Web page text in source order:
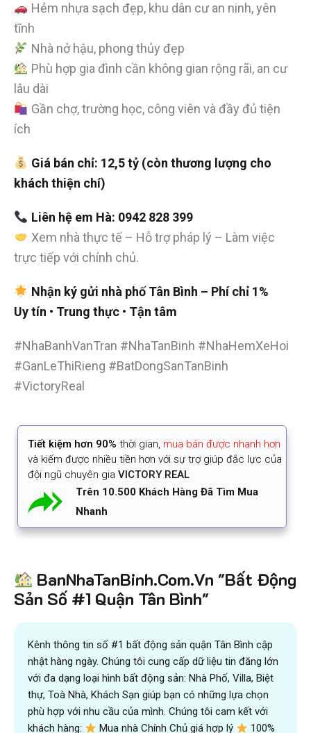
Hẻm nhựa sạch đẹp, khu dân cư an ninh, yên
tĩnh
Nhà nở hậu, phong thủy đẹp
Phù hợp gia đình cần không gian rộng rãi, an cư
lâu dài
Gần chợ, trường học, công viên và đầy đủ tiện
ích
Giá bán chỉ: 12,5 tỷ (còn thương lượng cho
khách thiện chí)
Liên hệ em Hà: 0942 828 399
Xem nhà thực tế – Hỗ trợ pháp lý – Làm việc
trực tiếp với chính chủ.
Nhận ký gửi nhà phố Tân Bình – Phí chỉ 1%
Uy tín • Trung thực • Tận tâm
#NhaBanhVanTran #NhaTanBinh #NhaHemXeHoi
#GanLeThiRieng #BatDongSanTanBinh
#VictoryReal
Tiết kiệm hơn 90% thời gian, mua bán được nhanh hơn
và kiếm được nhiều tiền hơn với sự trợ giúp đắc lực của
đội ngũ chuyên gia VICTORY REAL
Trên 10.500 Khách Hàng Đã Tìm Mua
Nhanh
BanNhaTanBinh.Com.Vn "Bất Động
Sản Số #1 Quận Tân Bình"
Kênh thông tin số #1 bất động sản quận Tân Bình cập
nhật hàng ngày. Chúng tôi cung cấp dữ liệu tin đăng lớn
với đa dạng loại hình bất động sản: Nhà Phố, Villa, Biệt
thự, Toà Nhà, Khách Sạn giúp bạn có những lựa chọn
phù hợp với nhu cầu của mình. Chúng tôi cam kết với
khách hàng:
Mua nhà Chính Chủ giá hợp lý 100%